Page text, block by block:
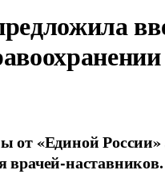
от «Единой
врачей-наставников.